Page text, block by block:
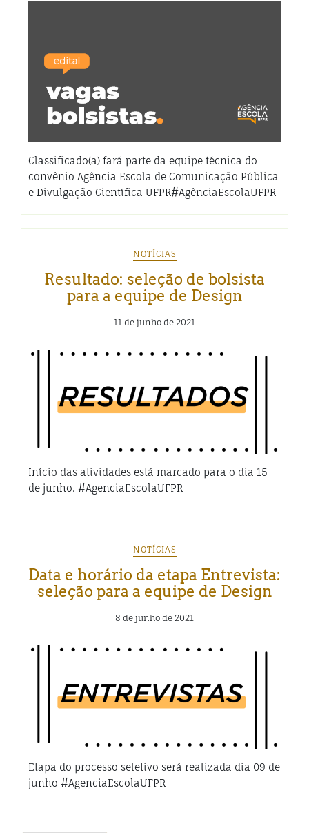
Classificado(a) fará parte da equipe técnica do
convênio Agência Escola de Comunicação Pública
e Divulgação Científica UFPR#AgênciaEscolaUFPR
NOTÍCIAS
Resultado: seleção de bolsista
para a equipe de Design
11 de junho de 2021
Início das atividades está marcado para o dia 15
de junho. #AgenciaEscolaUFPR
NOTÍCIAS
Data e horário da etapa Entrevista:
seleção para a equipe de Design
8 de junho de 2021
Etapa do processo seletivo será realizada dia 09 de
junho #AgenciaEscolaUFPR